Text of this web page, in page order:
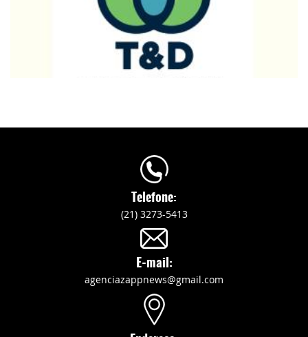
Telefone:
(21) 3273-5413
E-mail:
agenciazappnews@gmail.com